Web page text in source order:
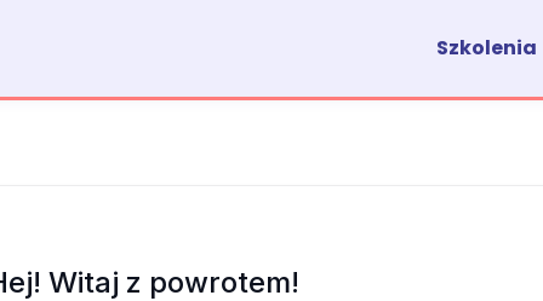
Szkolenia
Witaj z powrotem!